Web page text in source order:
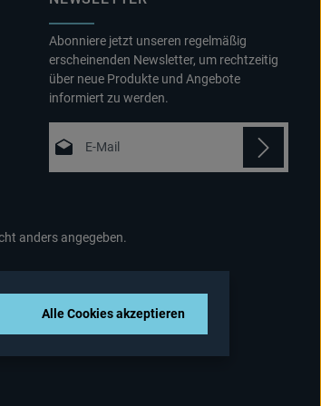
Abonniere jetzt unseren regelmäßig
erscheinenden Newsletter, um rechtzeitig
über neue Produkte und Angebote
informiert zu werden.
Datenschutzbestimmungen
gelesen und bin mit ihnen
einverstanden.*
anders angegeben.
Alle Cookies akzeptieren